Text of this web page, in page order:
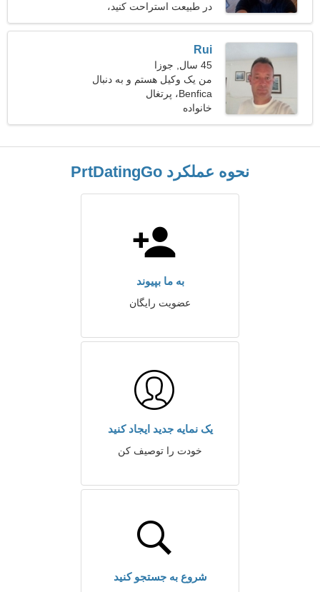
در طبیعت استراحت کنید،
پایه پریدن
Rui
45 سال, جوزا
من یک وکیل هستم و به دنبال
یک خانم حساس هستم
Benfica، پرتغال
خانواده
نحوه عملکرد PrtDatingGo
به ما بپیوند
عضویت رایگان
یک نمایه جدید ایجاد کنید
خودت را توصیف کن
شروع به جستجو کنید